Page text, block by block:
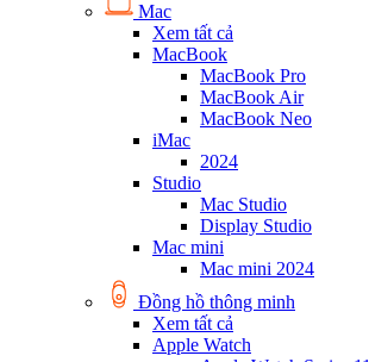
Mac
Xem tất cả
MacBook
MacBook Pro
MacBook Air
MacBook Neo
iMac
2024
Studio
Mac Studio
Display Studio
Mac mini
Mac mini 2024
Đồng hồ thông minh
Xem tất cả
Apple Watch